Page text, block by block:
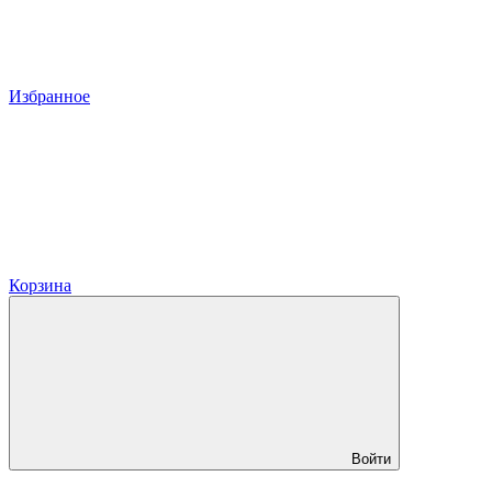
Избранное
Корзина
Войти